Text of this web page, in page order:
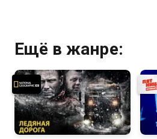
Ещё в жанре: